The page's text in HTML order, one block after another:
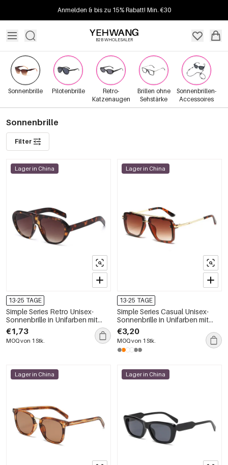
Anmelden & bis zu 15% Rabatt! Min. €30
B2B WHOLESALER
Sonnenbrille Pilotenbrille
Retro-
Katzenaugen
Brillen ohne
Sehstärke
Sonnenbrillen-
Accessoires
Sonnenbrille
Filter
Lager in China
13-25 TAGE
Simple Series Retro Unisex-
Sonnenbrille in Unifarben mit
Leopardenmuster und
Farbverlauf
€1,73
MOQ von 1 Stk.
Lager in China
13-25 TAGE
Simple Series Casual Unisex-
Sonnenbrille in Unifarben mit
Leopardenmuster und
Farbverlauf
€3,20
MOQ von 1 Stk.
Lager in China Lager in China